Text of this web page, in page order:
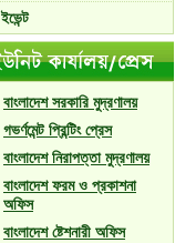
ইভেন্ট
বাংলাদেশ সরকারি মুদ্রণালয়
গভর্ণমেন্ট প্রিন্টিং প্রেস
বাংলাদেশ নিরাপত্তা মুদ্রণালয়
বাংলাদেশ ফরম ও প্রকাশনা
অফিস
বাংলাদেশ ষ্টেশনারী অফিস